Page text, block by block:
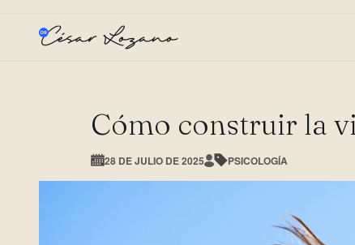
Cómo construir la
28 DE JULIO DE 2025 PSICOLOGÍA